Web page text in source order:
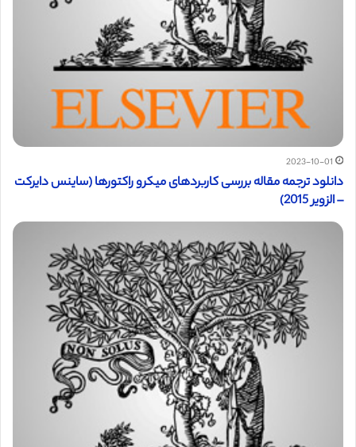
2023-10-01
دانلود ترجمه مقاله بررسی کاربردهای میکرو راکتورها (ساینس دایرکت
– الزویر 2015)